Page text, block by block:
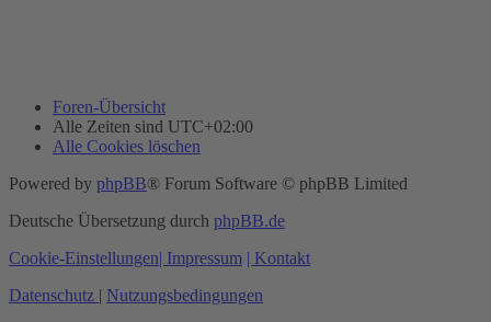
Foren-Übersicht
Alle Zeiten sind UTC+02:00
Alle Cookies löschen
Powered by phpBB® Forum Software © phpBB Limited
Deutsche Übersetzung durch phpBB.de
Cookie-Einstellungen| Impressum | Kontakt
Datenschutz | Nutzungsbedingungen